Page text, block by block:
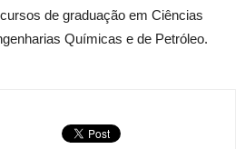
de graduação em Ciências
Químicas e de Petróleo.